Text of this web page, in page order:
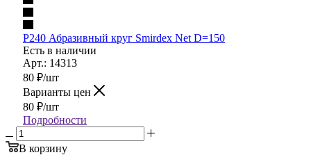
P240 Абразивный круг Smirdex Net D=150
Есть в наличии
Арт.: 14313
80 ₽/шт
Варианты цен
80 ₽/шт
Подробности
В корзину